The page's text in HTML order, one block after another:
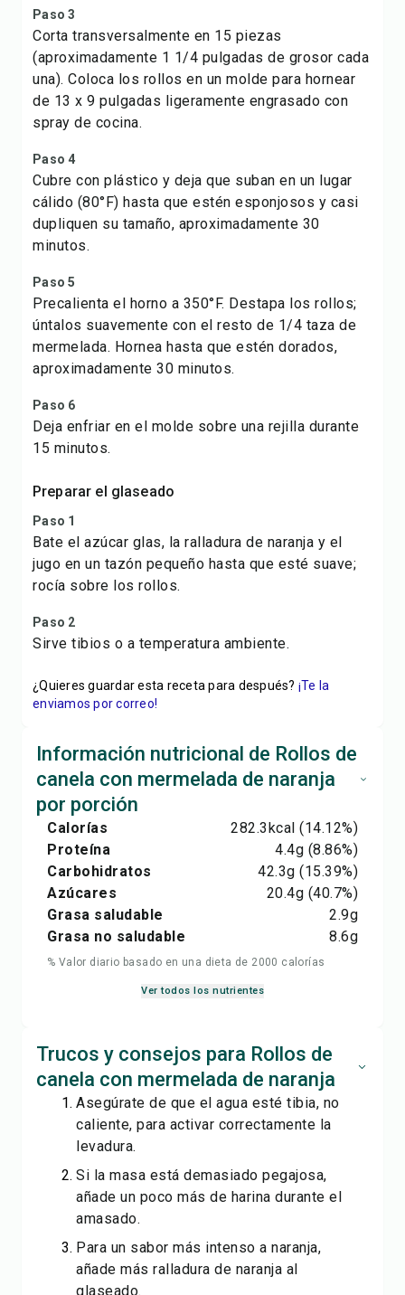
Paso 3
Corta transversalmente en 15 piezas
(aproximadamente 1 1/4 pulgadas de grosor cada
una). Coloca los rollos en un molde para hornear
de 13 x 9 pulgadas ligeramente engrasado con
spray de cocina.
Paso 4
Cubre con plástico y deja que suban en un lugar
cálido (80°F) hasta que estén esponjosos y casi
dupliquen su tamaño, aproximadamente 30
minutos.
Paso 5
Precalienta el horno a 350°F. Destapa los rollos;
úntalos suavemente con el resto de 1/4 taza de
mermelada. Hornea hasta que estén dorados,
aproximadamente 30 minutos.
Paso 6
Deja enfriar en el molde sobre una rejilla durante
15 minutos.
Preparar el glaseado
Paso 1
Bate el azúcar glas, la ralladura de naranja y el
jugo en un tazón pequeño hasta que esté suave;
rocía sobre los rollos.
Paso 2
Sirve tibios o a temperatura ambiente.
¿Quieres guardar esta receta para después? ¡Te la
enviamos por correo!
Información nutricional de Rollos de
canela con mermelada de naranja
por porción
Calorías 282.3kcal (14.12%)
Proteína
4.4g (8.86%)
Carbohidratos
42.3g (15.39%)
Azúcares
20.4g (40.7%)
Grasa saludable
2.9g
Grasa no saludable
8.6g
% Valor diario basado en una dieta de 2000 calorías
Ver todos los nutrientes
Trucos y consejos para Rollos de
canela con mermelada de naranja
Asegúrate de que el agua esté tibia, no
caliente, para activar correctamente la
levadura.
Si la masa está demasiado pegajosa,
añade un poco más de harina durante el
amasado.
Para un sabor más intenso a naranja,
añade más ralladura de naranja al
glaseado.